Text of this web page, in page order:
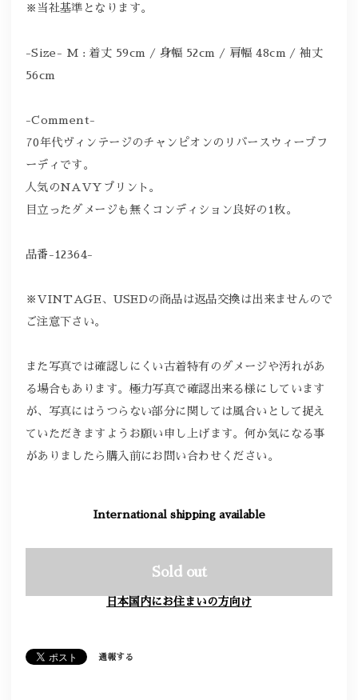
※当社基準となります。
-Size- M : 着丈 59cm / 身幅 52cm / 肩幅 48cm / 袖丈
56cm
-Comment-
70年代ヴィンテージのチャンピオンのリバースウィーブフ
ーディです。
人気のNAVYプリント。
目立ったダメージも無くコンディション良好の1枚。
品番-12364-
※VINTAGE、USEDの商品は返品交換は出来ませんので
ご注意下さい。
また写真では確認しにくい古着特有のダメージや汚れがあ
る場合もあります。極力写真で確認出来る様にしています
が、写真にはうつらない部分に関しては風合いとして捉え
ていただきますようお願い申し上げます。何か気になる事
がありましたら購入前にお問い合わせください。
International shipping available
Sold out
日本国内にお住まいの方向け
通報する